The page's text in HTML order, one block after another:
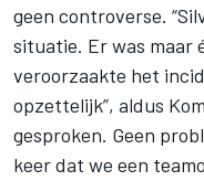
geen controverse.
situatie. Er was maar
veroorzaakte het
opzettelijk”, aldus
gesproken. Geen
keer dat we een